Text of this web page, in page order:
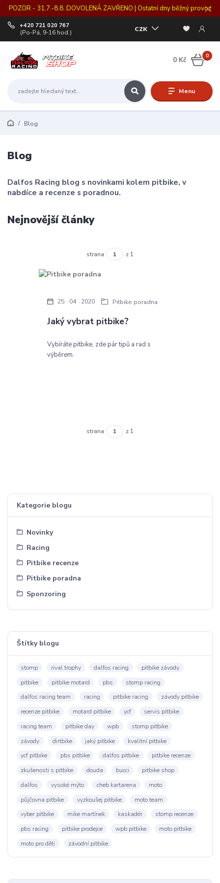
POZOR - 31.7.-8.8. DOVOLENÁ ZAVŘENO | Ostatní dny běžný provoz
Menu
CZK
+420 721 020 767
(Po-Pá, 9-16 hod.)
0
0 Kč
Blog
Kategorie blogu
Novinky
Racing
Pitbike recenze
Pitbike poradna
Sponzoring
Štítky blogu
stomp rival trophy dalfos racing
pitbike závody
pitbike
pitbike motard pbs
stomp racing
dalfos racing team
racing pitbike racing
závody pitbike
recenze pitbike
motard pitbike ycf
servis pitbike
racing team
pitbike day wpb
stomp pitbike
závody
dirtbike jaký pitbike
kvalitní pitbike
ycf pitbike
pbs pitbike dalfos pitbike
pitbike recenze
zkušenosti s pitbike
douda bucci
pitbike shop
dalfos
vysoké mýto cheb kartarena
moto
půjčovna pitbike
vyzkoušej pitbike
moto team
vyber pitbike
mike martínek kaskadér
stomp recenze
pbs racing
pitbike prodejce wpb pitbike
moto pitbike
moto pro děti
závodní pitbike
Blog
Dalfos Racing blog s novinkami kolem pitbike, v
nabdíce a recenze s poradnou.
Nejnovější články
strana z 1
Jaký vybrat pitbike?
25 04 2020 Pitbike poradna
Vybíráte pitbike, zde pár tipů a rad s
výběrem.
strana z 1